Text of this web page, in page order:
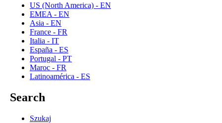
US (North America) - EN
EMEA - EN
Asia - EN
France - FR
Italia - IT
España - ES
Portugal - PT
Maroc - FR
Latinoamérica - ES
Search
Szukaj